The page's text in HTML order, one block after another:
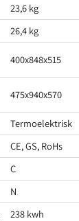
23,6 kg
26,4 kg
400x848x515
475x940x570
Termoelektrisk
CE, GS, RoHs
C
N
238 kwh